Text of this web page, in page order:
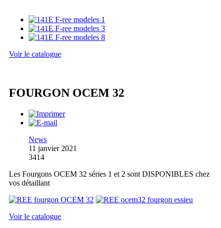
Voir le catalogue
FOURGON OCEM 32
News
11 janvier 2021
3414
Les Fourgons OCEM 32 séries 1 et 2 sont DISPONIBLES chez
vos détaillant
Voir le catalogue